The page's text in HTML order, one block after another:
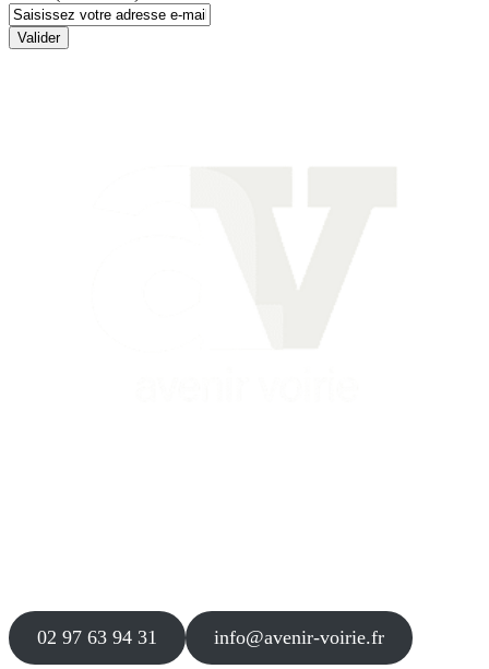
Valider
02 97 63 94 31 info@avenir-voirie.fr